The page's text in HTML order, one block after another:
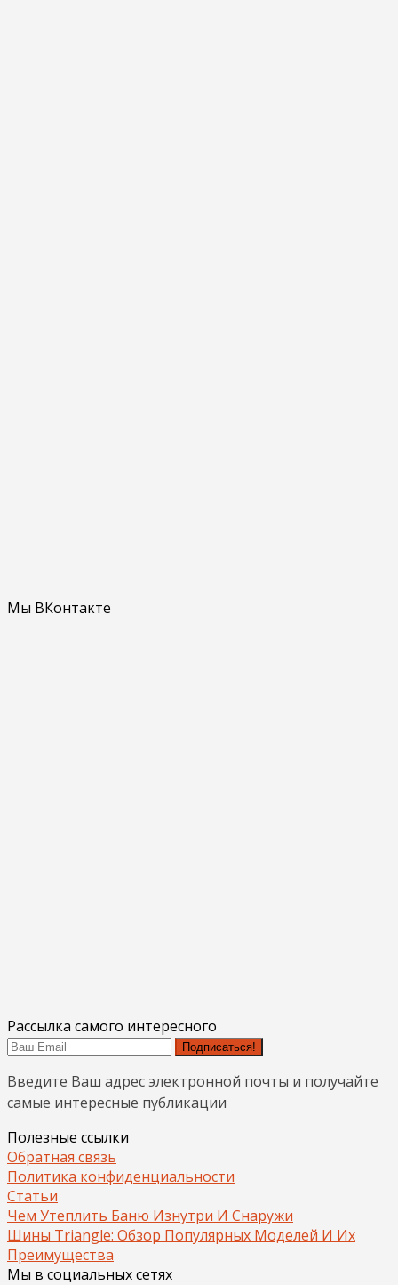
Мы ВКонтакте
Рассылка самого интересного
Подписаться!
Введите Ваш адрес электронной почты и получайте
самые интересные публикации
Полезные ссылки
Обратная связь
Политика конфиденциальности
Статьи
Чем Утеплить Баню Изнутри И Снаружи
Шины Triangle: Обзор Популярных Моделей И Их
Преимущества
Мы в социальных сетях